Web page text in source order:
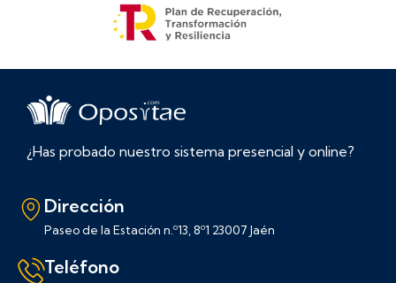
¿Has probado nuestro sistema presencial y online?
Dirección
Paseo de la Estación n.º13, 8º1 23007 Jaén
Teléfono